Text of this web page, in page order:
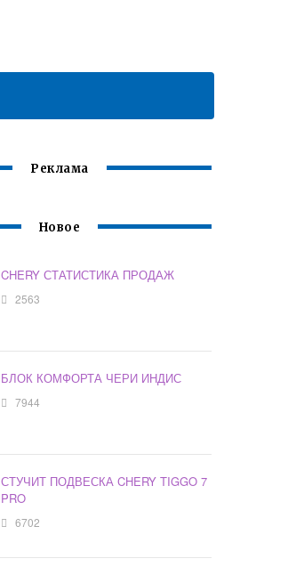
Реклама
Новое
CHERY СТАТИСТИКА ПРОДАЖ
2563
БЛОК КОМФОРТА ЧЕРИ ИНДИС
7944
СТУЧИТ ПОДВЕСКА CHERY TIGGO 7
PRO
6702